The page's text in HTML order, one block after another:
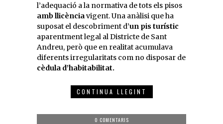
l’adequació a la normativa de tots els pisos
amb llicènciavigent. Una anàlisi que ha
suposat el descobriment d’un pis turístic
aparentment legal al Districte de Sant
Andreu, però que en realitat acumulava
diferents irregularitats com no disposar de
cèdula d’habitabilitat.
CONTINUA LLEGINT
0 COMENTARIS